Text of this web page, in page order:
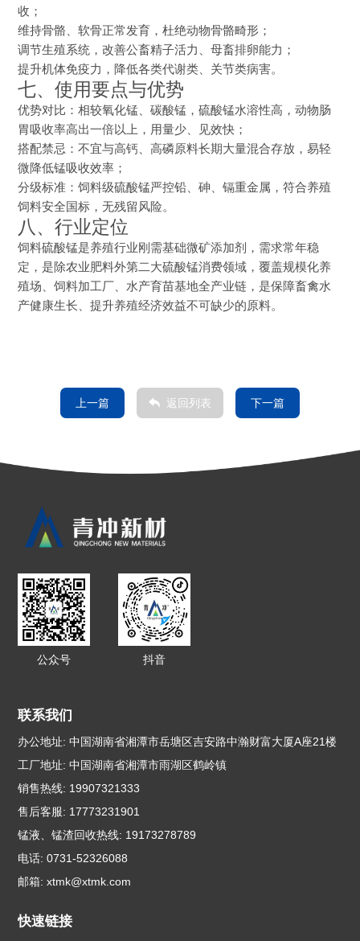
收；
维持骨骼、软骨正常发育，杜绝动物骨骼畸形；
调节生殖系统，改善公畜精子活力、母畜排卵能力；
提升机体免疫力，降低各类代谢类、关节类病害。
七、使用要点与优势
优势对比：相较氧化锰、碳酸锰，硫酸锰水溶性高，动物肠
胃吸收率高出一倍以上，用量少、见效快；
搭配禁忌：不宜与高钙、高磷原料长期大量混合存放，易轻
微降低锰吸收效率；
分级标准：饲料级硫酸锰严控铅、砷、镉重金属，符合养殖
饲料安全国标，无残留风险。
八、行业定位
饲料硫酸锰是养殖行业刚需基础微矿添加剂，需求常年稳
定，是除农业肥料外第二大硫酸锰消费领域，覆盖规模化养
殖场、饲料加工厂、水产育苗基地全产业链，是保障畜禽水
产健康生长、提升养殖经济效益不可缺少的原料。
上一篇 返回列表 下一篇
公众号 抖音
联系我们
办公地址: 中国湖南省湘潭市岳塘区吉安路中瀚财富大厦A座21楼
工厂地址: 中国湖南省湘潭市雨湖区鹤岭镇
销售热线: 19907321333
售后客服: 17773231901
锰液、锰渣回收热线: 19173278789
电话: 0731-52326088
邮箱:xtmk@xtmk.com
快速链接